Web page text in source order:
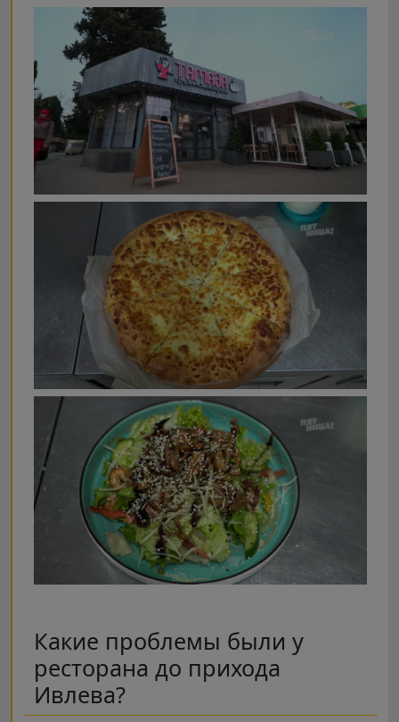
Какие проблемы были у
ресторана до прихода
Ивлева?